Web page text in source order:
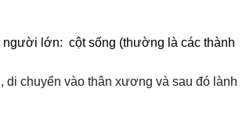
lớn: cột sống (thường là các thành
chuyển vào thân xương và sau đó lành